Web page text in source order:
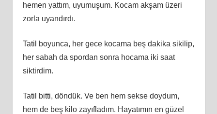
hemen yattım, uyumuşum. Kocam akşam üzeri
zorla uyandırdı.
Tatil boyunca, her gece kocama beş dakika sikilip,
her sabah da spordan sonra hocama iki saat
siktirdim.
Tatil bitti, döndük. Ve ben hem sekse doydum,
hem de beş kilo zayıfladım. Hayatımın en güzel